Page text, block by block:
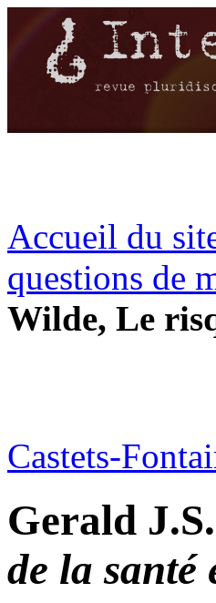
Accueil du
questions de
Wilde, Le
Castets-
Gerald
de la santé